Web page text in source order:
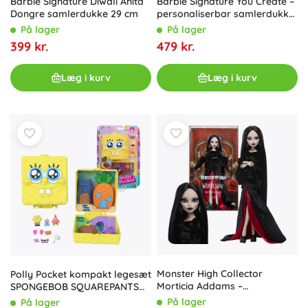
Dongre samlerdukke 29 cm
På lager
399 kr.
Læg i kurv
personaliserbar samlerdukke
med tilbehør, neutral stil
På lager
479 kr.
Læg i kurv
Polly Pocket kompakt legesæt
SPONGEBOB SQUAREPANTS
med figurer og tilbehør
På lager
Monster High Collector
Morticia Addams –
samlerdukke x Wednesday
På lager